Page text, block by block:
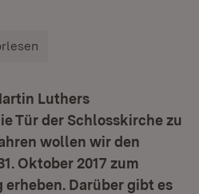
Luthers
Tür der Schlosskirche zu
wollen wir den
Oktober 2017 zum
Darüber gibt es